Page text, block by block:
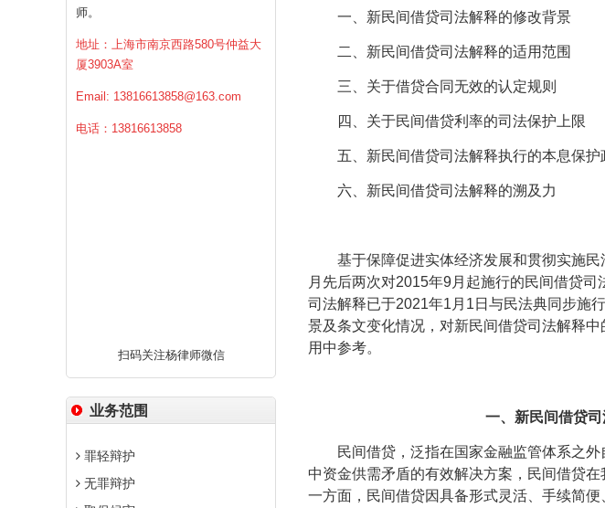
师。
地址：上海市南京西路580号仲益大
厦3903A室
Email: 13816613858@163.com
电话：13816613858
扫码关注杨律师微信
业务范围
罪轻辩护
无罪辩护
一、新民间借贷司法解释的修改背景
二、新民间借贷司法解释的适用范围
三、关于借贷合同无效的认定规则
四、关于民间借贷利率的司法保护上限
五、新民间借贷司法解释执行的本息保护
六、新民间借贷司法解释的溯及力
基于保障促进实体经济发展和贯彻实施
月先后两次对2015年9月起施行的民间借贷
司法解释已于2021年1 月 1 日与民法典同步施
景及条文变化情况，对新民间借贷司法解释
用中参考。
一、新民间借贷
民间借贷，泛指在国家金融监管体系之
中资金供需矛盾的有效解决方案，民间借贷
一方面，民间借贷因具备形式灵活、手续简